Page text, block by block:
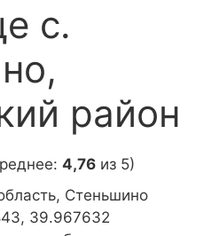
с.
район
4,76 из 5)
Стеньшино
39.967632